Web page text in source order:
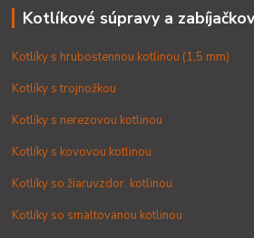
Kotlíkové súpravy a
Kotlíky s hrubostennou kotlinou (1,5 mm)
Kotlíky s trojnožkou
Kotlíky s nerezovou kotlinou
Kotlíky s kovovou kotlinou
Kotlíky so žiaruvzdor. kotlinou
Kotlíky so smaltovanou kotlinou